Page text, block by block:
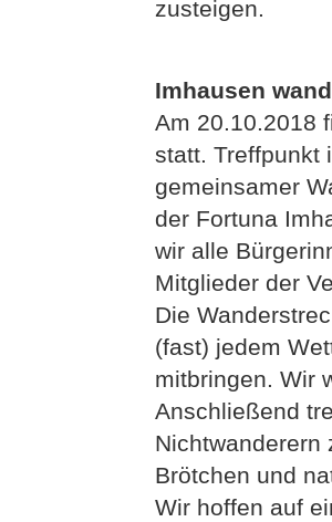
zusteigen.
Imhausen
Am 20.10.2018
statt. Treffpunkt
gemeinsamer
der Fortuna
wir alle
Mitglieder der
Die
(fast) jedem
mitbringen. Wir
Anschließend
Nichtwanderern
Brötchen und
Wir hoffen auf